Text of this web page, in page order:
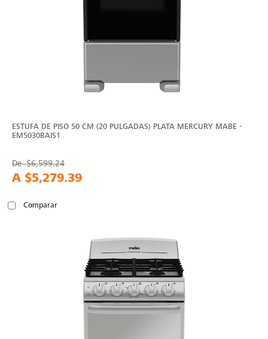
ESTUFA DE PISO 50 CM (20 PULGADAS) PLATA MERCURY MABE -
EM5030BAIS1
De$6,599.24
A $5,279.39
Comparar